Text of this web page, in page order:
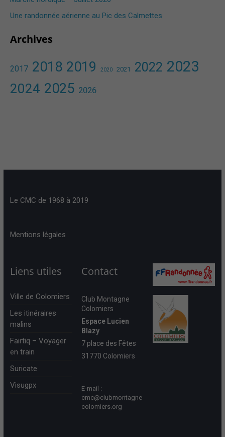
Une randonnée aérienne au Pic des Calmettes ​
Archives
2017 2018 2019 2020 2021 2022 2023
2024 2025 2026
Le CMC de 1968 à 2019
Mentions légales
Liens utiles
Ville de Colomiers
Les itinéraires
malins
Fairtiq – Voyager
en train
Suricate
Visugpx
Contact
Club Montagne
Colomiers
Espace Lucien
Blazy
7 place des Fêtes
31770 Colomiers
E-mail :
cmc@clubmontagne
colomiers.org